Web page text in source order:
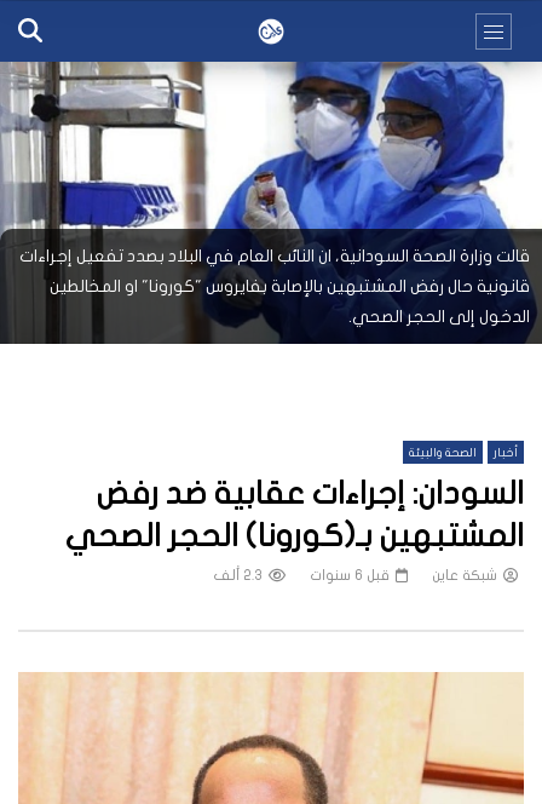
قالت وزارة الصحة السودانية، ان النائب العام في البلاد بصدد تفعيل إجراءات
قانونية حال رفض المشتبهين بالإصابة بفايروس "كورونا" او المخالطين
الدخول إلى الحجر الصحي.
أخبار الصحة والبيئة
السودان: إجراءات عقابية ضد رفض
المشتبهين بـ(كورونا) الحجر الصحي
شبكة عاين قبل 6 سنوات 2.3 ألف